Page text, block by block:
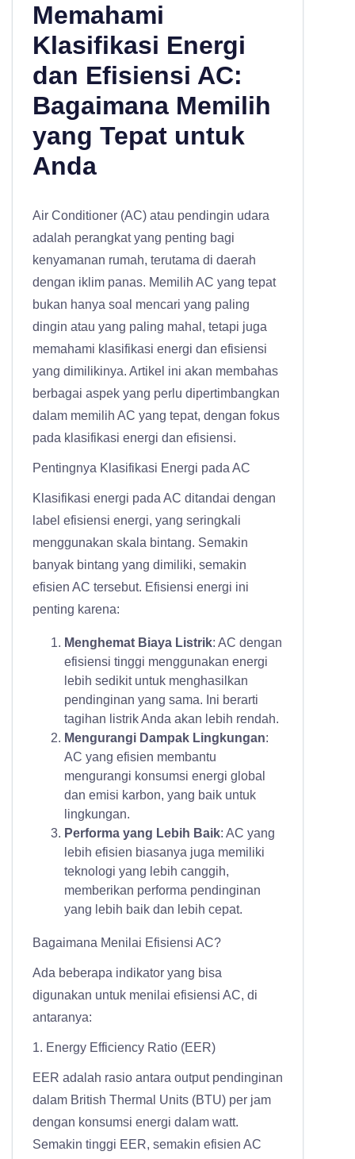
Memahami
Klasifikasi Energi
dan Efisiensi AC:
Bagaimana Memilih
yang Tepat untuk
Anda
Air Conditioner (AC) atau pendingin udara
adalah perangkat yang penting bagi
kenyamanan rumah, terutama di daerah
dengan iklim panas. Memilih AC yang tepat
bukan hanya soal mencari yang paling
dingin atau yang paling mahal, tetapi juga
memahami klasifikasi energi dan efisiensi
yang dimilikinya. Artikel ini akan membahas
berbagai aspek yang perlu dipertimbangkan
dalam memilih AC yang tepat, dengan fokus
pada klasifikasi energi dan efisiensi.
Pentingnya Klasifikasi Energi pada AC
Klasifikasi energi pada AC ditandai dengan
label efisiensi energi, yang seringkali
menggunakan skala bintang. Semakin
banyak bintang yang dimiliki, semakin
efisien AC tersebut. Efisiensi energi ini
penting karena:
Menghemat Biaya Listrik: AC dengan
efisiensi tinggi menggunakan energi
lebih sedikit untuk menghasilkan
pendinginan yang sama. Ini berarti
tagihan listrik Anda akan lebih rendah.
Mengurangi Dampak Lingkungan:
AC yang efisien membantu
mengurangi konsumsi energi global
dan emisi karbon, yang baik untuk
lingkungan.
Performa yang Lebih Baik: AC yang
lebih efisien biasanya juga memiliki
teknologi yang lebih canggih,
memberikan performa pendinginan
yang lebih baik dan lebih cepat.
Bagaimana Menilai Efisiensi AC?
Ada beberapa indikator yang bisa
digunakan untuk menilai efisiensi AC, di
antaranya:
1. Energy Efficiency Ratio (EER)
EER adalah rasio antara output pendinginan
dalam British Thermal Units (BTU) per jam
dengan konsumsi energi dalam watt.
Semakin tinggi EER, semakin efisien AC